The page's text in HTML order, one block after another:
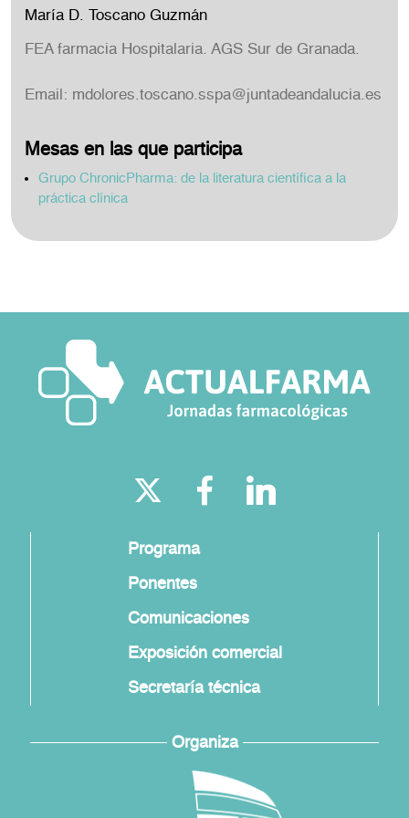
María D. Toscano Guzmán
FEA farmacia Hospitalaria. AGS Sur de Granada.
Email: mdolores.toscano.sspa@juntadeandalucia.es
Mesas en las que participa
Grupo ChronicPharma: de la literatura científica a la
práctica clínica
Programa
Ponentes
Comunicaciones
Exposición comercial
Secretaría técnica
Organiza